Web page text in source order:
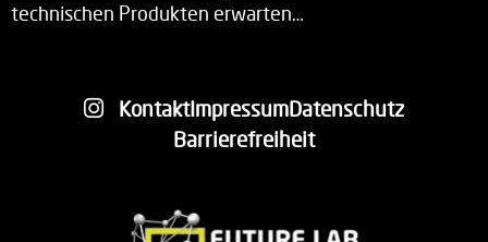
technischen Produkten erwarten…
KontaktImpressumDatenschutz
Barrierefreiheit